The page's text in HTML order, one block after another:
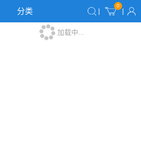
分类 |
0
|
加载中...